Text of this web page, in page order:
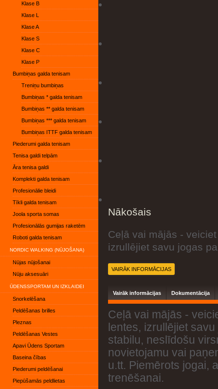
Klase B
Klase L
Klase A
Klase S
Klase C
Klase P
Bumbiņas galda tenisam
Treniņu bumbiņas
Bumbiņas * galda tenisam
Bumbiņas ** galda tenisam
Bumbiņas *** galda tenisam
Bumbiņas ITTF galda tenisam
Piederumi galda tenisam
Tenisa galdi telpām
Āra tenisa galdi
Komplekti galda tenisam
Profesionālie bleidi
Tīkli galda tenisam
Joola sporta somas
Profesionālās gumijas raketēm
Roboti galda tenisam
NORDIC WALKING (NŪJOŠANA)
Nūjas nūjošanai
Nūju aksesuāri
ŪDENSSPORTAM UN IZKLAIDEI
Snorkelēšana
Peldēšanas brilles
Pleznas
Peldēšanas Vestes
Apavi Ūdens Sportam
Baseina čības
Piederumi peldēšanai
Piepūšamās peldlietas
Nākošais
Ceļā vai mājās -
izrullējiet savu jogas
VAIRĀK INFORMĀCIJAS
Vairāk informācijas Dokumentācija
Ceļā vai mājās -
lentes, izrullējiet
stabilu, neslīdošu
novietojamu vai
u.tt. Piemērots jogai,
trenēšanai.